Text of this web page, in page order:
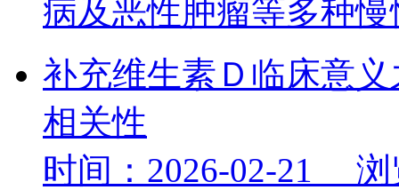
病及恶性肿瘤等多种
补充维生素Ｄ临床意
相关性
时间：2026-02-21 浏